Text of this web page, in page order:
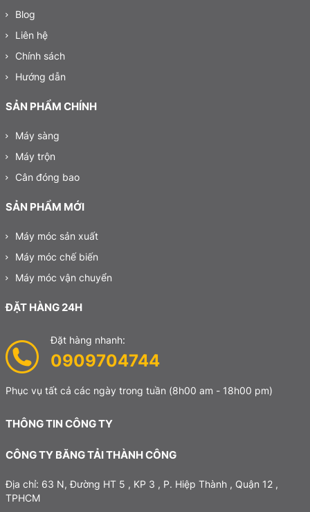
Blog
Liên hệ
Chính sách
Hướng dẫn
SẢN PHẨM CHÍNH
Máy sàng
Máy trộn
Cân đóng bao
SẢN PHẨM MỚI
Máy móc sản xuất
Máy móc chế biến
Máy móc vận chuyển
ĐẶT HÀNG 24H
Đặt hàng nhanh:
0909704744
Phục vụ tất cả các ngày trong tuần (8h00 am - 18h00 pm)
THÔNG TIN CÔNG TY
CÔNG TY BĂNG TẢI THÀNH CÔNG
Địa chỉ: 63 N, Đường HT 5 , KP 3 , P. Hiệp Thành , Quận 12 ,
TPHCM